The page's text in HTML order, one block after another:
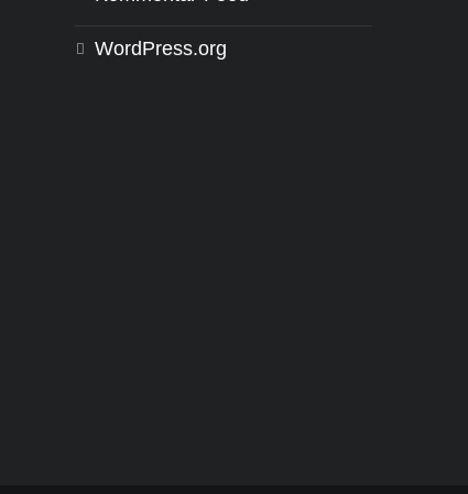
WordPress.org